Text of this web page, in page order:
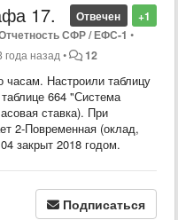
+1
Отвечен
17.
СФР / ЕФС-1 •
года назад • 12
Настроили таблицу
664 "Система
ставка). При
2-Повременная (оклад,
закрыт 2018 годом.
Подписаться